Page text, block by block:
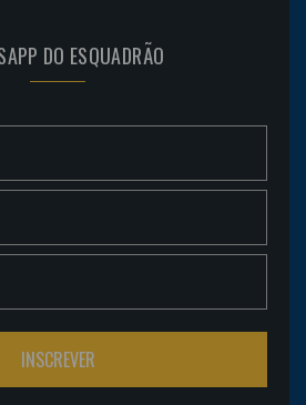
DO ESQUADRÃO